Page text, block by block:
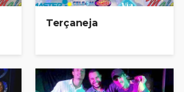
Terçaneja